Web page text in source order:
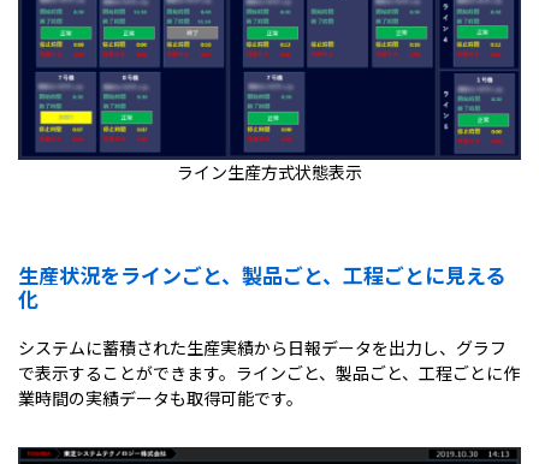
ライン生産方式状態表示
生産状況をラインごと、製品ごと、工程ごとに見える
化
システムに蓄積された生産実績から日報データを出力し、グラフ
で表示することができます。ラインごと、製品ごと、工程ごとに作
業時間の実績データも取得可能です。